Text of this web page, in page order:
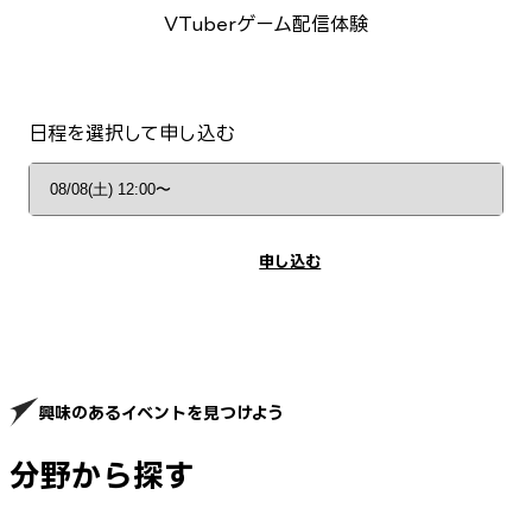
VTuberゲーム配信体験
日程を選択して申し込む
申し込む
興味のあるイベントを見つけよう
分野から探す